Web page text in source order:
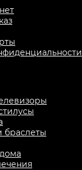
браслеты